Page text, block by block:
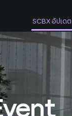
SCBX อัปเดต
SCBX